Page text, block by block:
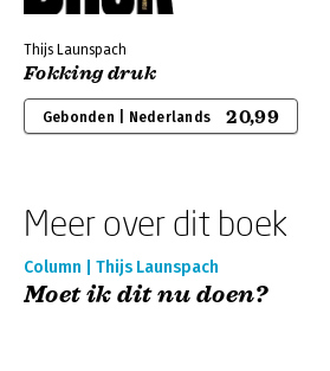
Thijs Launspach
Fokking druk
Gebonden | Nederlands 20,99
Meer over dit boek
Column | Thijs Launspach
Moet ik dit nu doen?